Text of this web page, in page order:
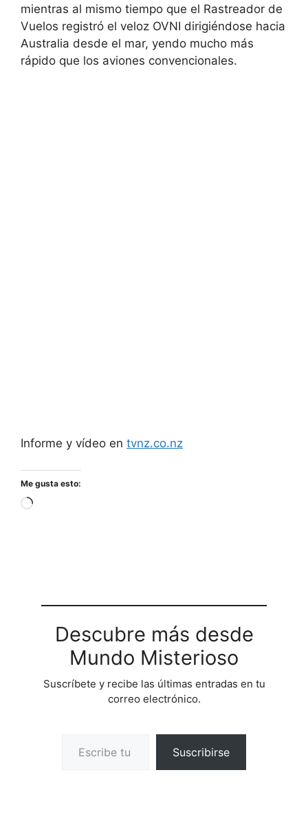
mientras al mismo tiempo que el Rastreador de
Vuelos registró el veloz OVNI dirigiéndose hacia
Australia desde el mar, yendo mucho más
rápido que los aviones convencionales.
Informe y vídeo en tvnz.co.nz
Me gusta esto:
Cargando...
Descubre más desde
Mundo Misterioso
Suscríbete y recibe las últimas entradas en tu
correo electrónico.
Suscribirse